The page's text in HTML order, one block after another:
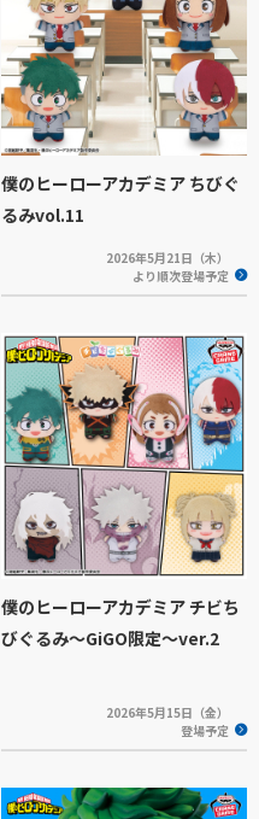
僕のヒーローアカデミア ちびぐ
るみvol.11
2026年5月21日（木）
より順次登場予定
僕のヒーローアカデミア チビち
びぐるみ～GiGO限定～ver.2
2026年5月15日（金）
登場予定